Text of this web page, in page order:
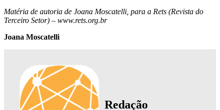
Matéria de autoria de Joana Moscatelli, para a Rets (Revista do
Terceiro Setor) – www.rets.org.br
Joana Moscatelli
Redação